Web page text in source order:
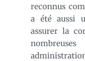
reconnus
a été aussi
assurer la